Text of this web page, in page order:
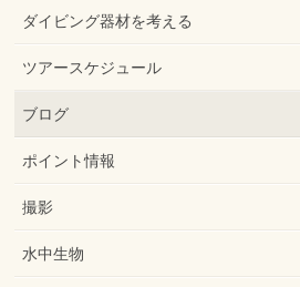
ダイビング器材を考える
ツアースケジュール
ブログ
ポイント情報
撮影
水中生物